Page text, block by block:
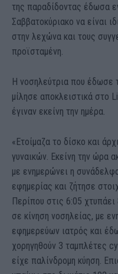
της παραδίδοντας έδωσα
Σαββατοκύριακο να είναι
στην λεχώνα και τους
προϊσταμένη.
Η νοσηλεύτρια που έδωσε
μίλησε αποκλειστικά στο
έγιναν εκείνη την ημέρα.
«Ετοίμαζα το δίσκο και
γυναικών. Εκείνη την ώρα
με ενημερώνει η
εφημερίας και ζήτησε
Περίπου στις 6:05
σε κίνηση νοσηλείας, με
εφημερεύων ιατρός και
χορηγηθούν 3 ταμπλέτες
είχε παλίνδρομη κύηση.